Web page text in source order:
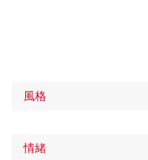
風格
情緒